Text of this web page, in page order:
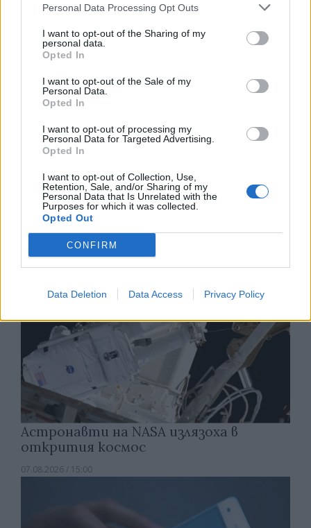
Personal Data Processing Opt Outs
I want to opt-out of the Sharing of my
personal data.
Opted In
I want to opt-out of the Sale of my
Personal Data.
Opted In
I want to opt-out of processing my
Personal Data for Targeted Advertising.
Opted In
I want to opt-out of Collection, Use,
Retention, Sale, and/or Sharing of my
Personal Data that Is Unrelated with the
Purposes for which it was collected.
Opted Out
CONFIRM
Data Deletion Data Access Privacy Policy
Изкуствен интелект за първи път
създаде нови жизнеспособни вируси
07.08.2026 / 15:30
Астронавти на NASA излязоха в
открития космос
07.08.2026 / 15:00